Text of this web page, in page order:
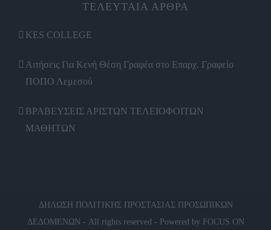
ΤΕΛΕΥΤΑΙΑ ΑΡΘΡΑ
KES COLLEGE
Αιτήσεις Για Κενή Θέση Γραφέα στο Επαρχ. Γραφείο
ΠΟΠΟ Λεμεσού
ΒΡΑΒΕΥΣΕΙΣ ΑΡΙΣΤΩΝ ΤΕΛΕΙΟΦΟΙΤΩΝ
ΜΑΘΗΤΩΝ
ΔΗΛΩΣΗ ΠΟΛΙΤΙΚΗΣ ΠΡΟΣΤΑΣΙΑΣ ΠΡΟΣΩΠΙΚΩΝ
ΔΕΔΟΜΕΝΩΝ - All rights reserved - Powered by FOCUS ON